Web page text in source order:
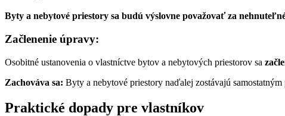
Byty a nebytové priestory sa budú výslovne považovať za
Začlenenie úpravy:
Osobitné ustanovenia o vlastníctve bytov a nebytových priestorov sa
Zachováva sa: Byty a nebytové priestory naďalej zostávajú
Praktické dopady pre vlastníkov